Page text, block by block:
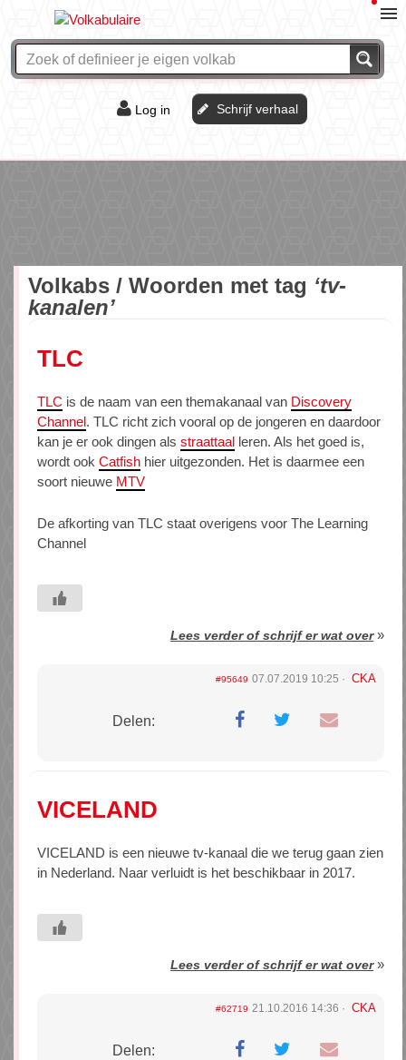
Log in Schrijf verhaal
Volkabs / Woorden met tag ‘tv-
kanalen’
TLC
TLC is de naam van een themakanaal van Discovery
Channel. TLC richt zich vooral op de jongeren en daardoor
kan je er ook dingen als straattaal leren. Als het goed is,
wordt ook Catfish hier uitgezonden. Het is daarmee een
soort nieuwe MTV
De afkorting van TLC staat overigens voor The Learning
Channel
Lees verder of schrijf er wat over»
#95649 07.07.2019 10:25 CKA
Delen:
VICELAND
VICELAND is een nieuwe tv-kanaal die we terug gaan zien
in Nederland. Naar verluidt is het beschikbaar in 2017.
Lees verder of schrijf er wat over»
#62719 21.10.2016 14:36 CKA
Delen: